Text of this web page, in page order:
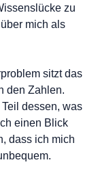
zu
mich als
sitzt das
den Zahlen.
dessen, was
einen Blick
dass ich mich